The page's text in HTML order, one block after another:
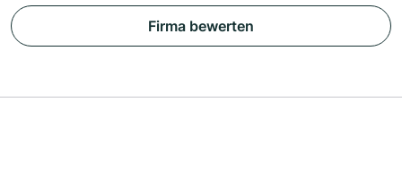
Firma bewerten